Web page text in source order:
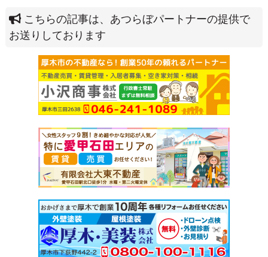
こちらの記事は、あつらぼパートナーの提供で
お送りしております